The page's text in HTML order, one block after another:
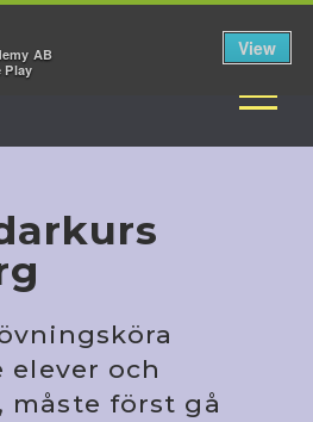
elever och
måste först gå
AB
Play
View